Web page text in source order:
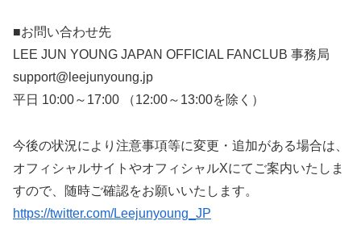
■お問い合わせ先
LEE JUN YOUNG JAPAN OFFICIAL FANCLUB 事務局
support@leejunyoung.jp
平日 10:00～17:00 （12:00～13:00を除く）
今後の状況により注意事項等に変更・追加がある場合は、
オフィシャルサイトやオフィシャルXにてご案内いたしま
すので、随時ご確認をお願いいたします。
https://twitter.com/Leejunyoung_JP